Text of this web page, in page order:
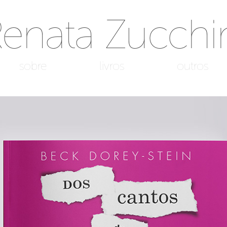
sobre livros outros